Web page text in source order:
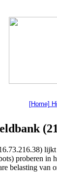
[Home]
proberen in
belasting van